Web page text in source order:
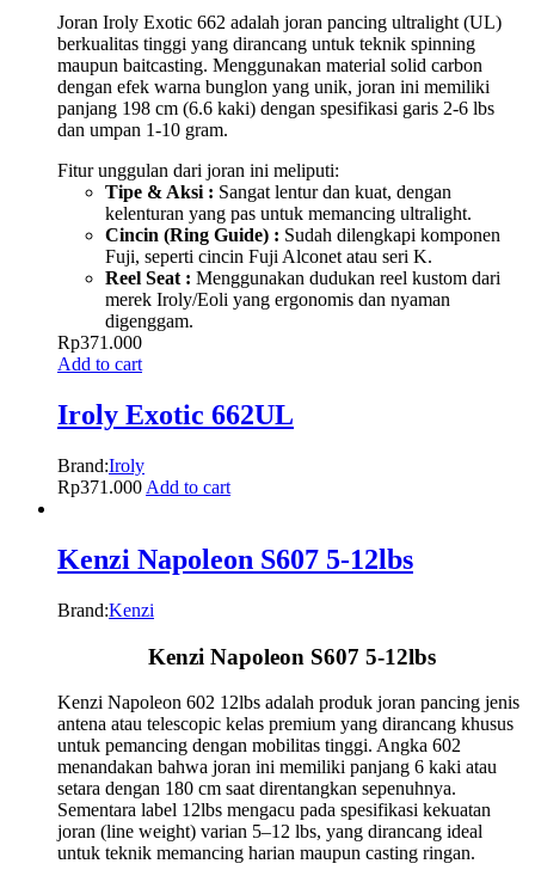
Joran Iroly Exotic 662 adalah joran pancing ultralight (UL)
berkualitas tinggi yang dirancang untuk teknik spinning
maupun baitcasting. Menggunakan material solid carbon
dengan efek warna bunglon yang unik, joran ini memiliki
panjang 198 cm (6.6 kaki) dengan spesifikasi garis 2-6 lbs
dan umpan 1-10 gram.
Fitur unggulan dari joran ini meliputi:
Tipe & Aksi : Sangat lentur dan kuat, dengan
kelenturan yang pas untuk memancing ultralight.
Cincin (Ring Guide) : Sudah dilengkapi komponen
Fuji, seperti cincin Fuji Alconet atau seri K.
Reel Seat : Menggunakan dudukan reel kustom dari
merek Iroly/Eoli yang ergonomis dan nyaman
digenggam.
Rp371.000
Add to cart
Iroly Exotic 662UL
Brand:Iroly
Rp371.000 Add to cart
Kenzi Napoleon S607 5-12lbs
Brand:Kenzi
Kenzi Napoleon S607 5-12lbs
Kenzi Napoleon 602 12lbs adalah produk joran pancing jenis
antena atau telescopic kelas premium yang dirancang khusus
untuk pemancing dengan mobilitas tinggi. Angka 602
menandakan bahwa joran ini memiliki panjang 6 kaki atau
setara dengan 180 cm saat direntangkan sepenuhnya.
Sementara label 12lbs mengacu pada spesifikasi kekuatan
joran (line weight) varian 5–12 lbs, yang dirancang ideal
untuk teknik memancing harian maupun casting ringan.